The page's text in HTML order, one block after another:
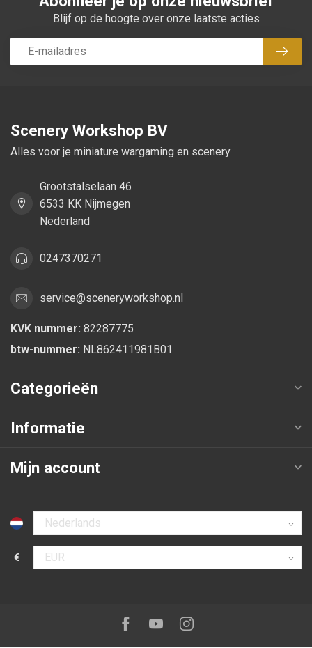
Blijf op de hoogte over onze laatste acties
Scenery Workshop BV
Alles voor je miniature wargaming en scenery
Grootstalselaan 46
6533 KK Nijmegen
Nederland
0247370271
service@sceneryworkshop.nl
KVK nummer: 82287775
btw-nummer: NL862411981B01
Categorieën
Informatie
Mijn account
Selecteer taal
€
Selecteer valuta
Volg ons op:Facebook
YoutubeInstagram